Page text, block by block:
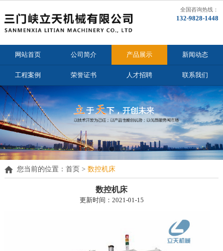
全国咨询热线：
132-9828-1448
网站首页 公司简介 产品展示 新闻动态
工程案例 荣誉证书 人才招聘 联系我们
您当前的位置： 首页 > 数控机床
数控机床
更新时间：2021-01-15